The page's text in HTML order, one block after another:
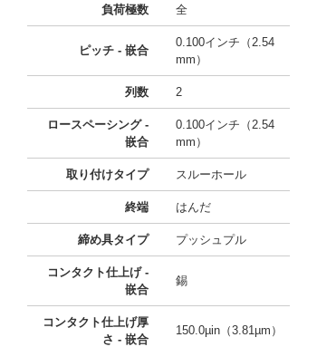
負荷極数 全
ピッチ - 嵌合
0.100インチ（2.54
mm）
列数 2
ロースペーシング -
嵌合
0.100インチ（2.54
mm）
取り付けタイプ スルーホール
終端 はんだ
締め具タイプ プッシュプル
コンタクト仕上げ -
嵌合
錫
コンタクト仕上げ厚
さ - 嵌合
150.0µin（3.81µm）